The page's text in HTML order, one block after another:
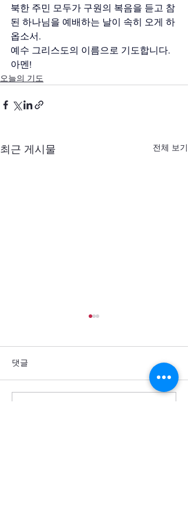
북한 주민 모두가 구원의 복음을 듣고 참
된 하나님을 예배하는 날이 속히 오게 하
옵소서.
예수 그리스도의 이름으로 기도합니다.
아멘!
오늘의 기도
최근 게시물 전체 보기
댓글